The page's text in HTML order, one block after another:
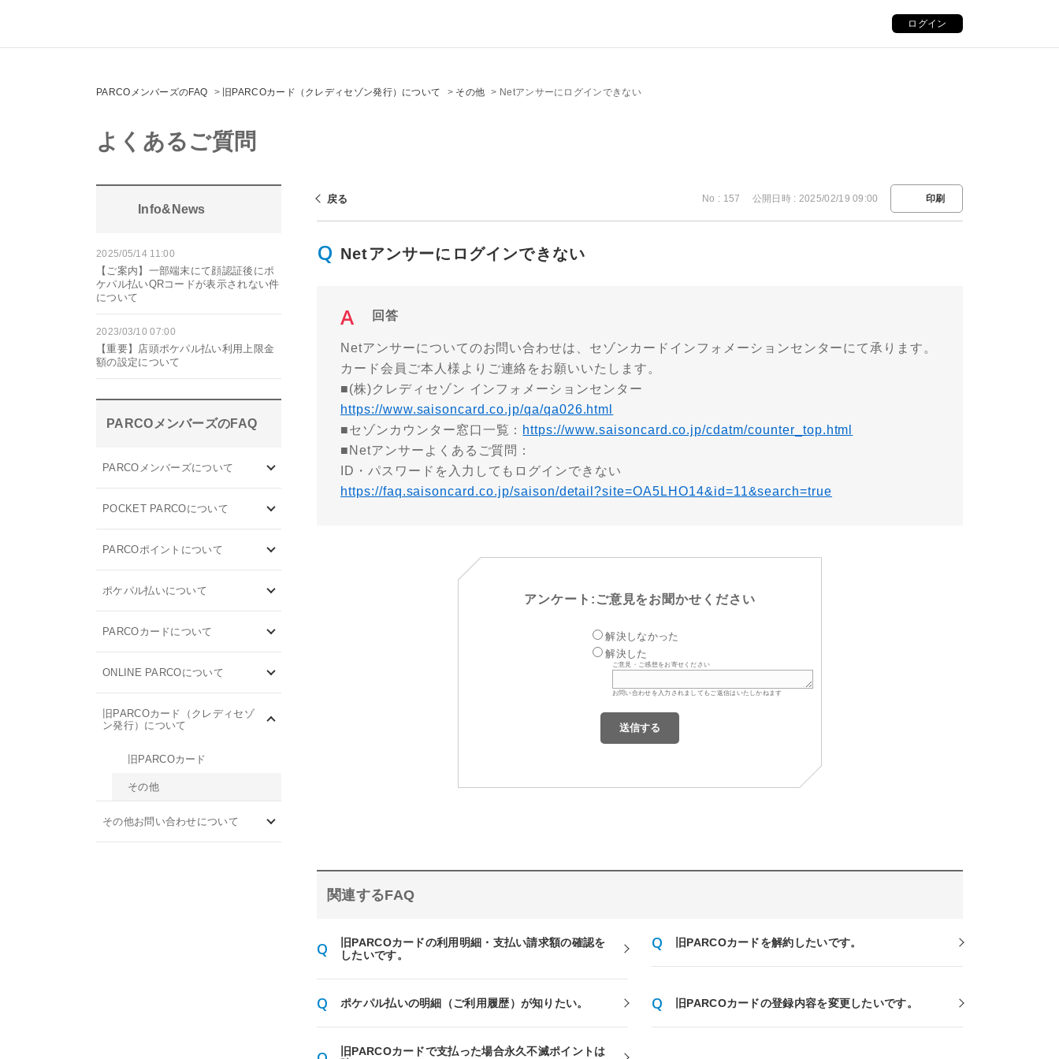
ログイン
PARCOメンバーズのFAQ > 旧PARCOカード（クレディセゾン発行）について > その他 > Netアンサーにログインできない
よくあるご質問
Info&News
2025/05/14 11:00
【ご案内】一部端末にて顔認証後にポ
ケパル払いQRコードが表示されない件
について
2023/03/10 07:00
【重要】店頭ポケパル払い利用上限金
額の設定について
PARCOメンバーズのFAQ
PARCOメンバーズについて
POCKET PARCOについて
PARCOポイントについて
ポケパル払いについて
PARCOカードについて
ONLINE PARCOについて
旧PARCOカード（クレディセゾ
ン発行）について
旧PARCOカード
その他
その他お問い合わせについて
戻る No : 157 公開日時 : 2025/02/19 09:00 印刷
Netアンサーにログインできない
回答
Netアンサーについてのお問い合わせは、セゾンカードインフォメーションセンターにて承ります。
カード会員ご本人様よりご連絡をお願いいたします。
■(株)クレディセゾン インフォメーションセンター
https://www.saisoncard.co.jp/qa/qa026.html
■セゾンカウンター窓口一覧： https://www.saisoncard.co.jp/cdatm/counter_top.html
■Netアンサーよくあるご質問：
ID・パスワードを入力してもログインできない
https://faq.saisoncard.co.jp/saison/detail?site=OA5LHO14&id=11&search=true
アンケート:ご意見をお聞かせください
解決しなかった
解決した
ご意見・ご感想をお寄せください
お問い合わせを入力されましてもご返信はいたしかねます
関連するFAQ
旧PARCOカードの利用明細・支払い請求額の確認を
したいです。
旧PARCOカードを解約したいです。
ポケパル払いの明細（ご利用履歴）が知りたい。 旧PARCOカードの登録内容を変更したいです。
旧PARCOカードで支払った場合永久不滅ポイントは